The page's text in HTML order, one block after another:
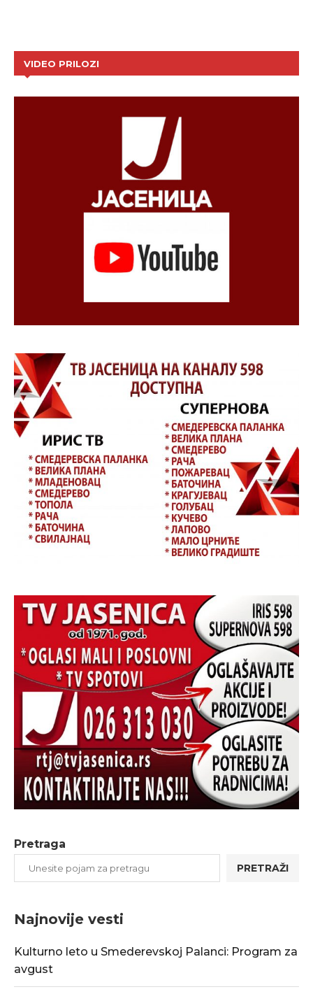
VIDEO PRILOZI
Pretraga
PRETRAŽI
Najnovije vesti
Kulturno leto u Smederevskoj Palanci: Program za
avgust